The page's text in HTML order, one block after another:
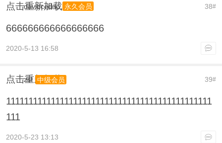
点击重新加载 38#
davidcedric 永久会员
666666666666666666
2020-5-13 16:58
点击重新加载 39#
zsl 中级会员
1111111111111111111111111111111111111111111111
111
2020-5-23 13:13